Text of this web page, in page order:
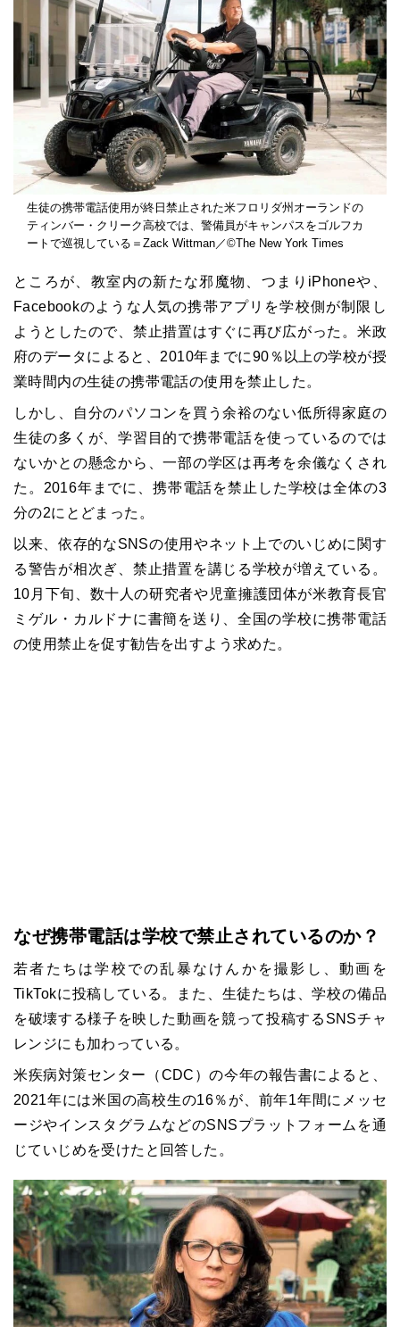
生徒の携帯電話使用が終日禁止された米フロリダ州オーランドの
ティンバー・クリーク高校では、警備員がキャンパスをゴルフカ
ートで巡視している＝Zack Wittman／©The New York Times
ところが、教室内の新たな邪魔物、つまりiPhoneや、
Facebookのような人気の携帯アプリを学校側が制限し
ようとしたので、禁止措置はすぐに再び広がった。米政
府のデータによると、2010年までに90％以上の学校が授
業時間内の生徒の携帯電話の使用を禁止した。
しかし、自分のパソコンを買う余裕のない低所得家庭の
生徒の多くが、学習目的で携帯電話を使っているのでは
ないかとの懸念から、一部の学区は再考を余儀なくされ
た。2016年までに、携帯電話を禁止した学校は全体の3
分の2にとどまった。
以来、依存的なSNSの使用やネット上でのいじめに関す
る警告が相次ぎ、禁止措置を講じる学校が増えている。
10月下旬、数十人の研究者や児童擁護団体が米教育長官
ミゲル・カルドナに書簡を送り、全国の学校に携帯電話
の使用禁止を促す勧告を出すよう求めた。
なぜ携帯電話は学校で禁止されているのか？
若者たちは学校での乱暴なけんかを撮影し、動画を
TikTokに投稿している。また、生徒たちは、学校の備品
を破壊する様子を映した動画を競って投稿するSNSチャ
レンジにも加わっている。
米疾病対策センター（CDC）の今年の報告書によると、
2021年には米国の高校生の16％が、前年1年間にメッセ
ージやインスタグラムなどのSNSプラットフォームを通
じていじめを受けたと回答した。